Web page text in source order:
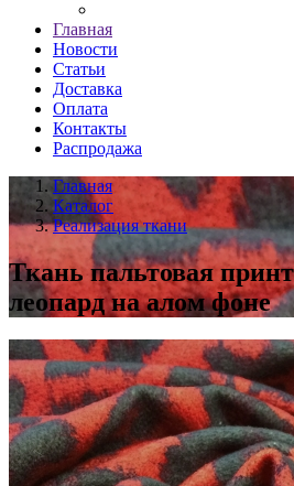
Главная
Новости
Статьи
Доставка
Оплата
Контакты
Распродажа
Главная
Каталог
Реализация ткани
Ткань пальтовая
леопард на алом фоне